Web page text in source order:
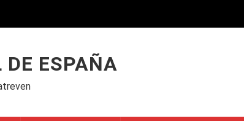
DE ESPAÑA